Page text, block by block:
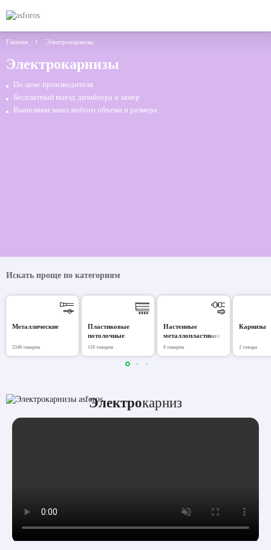
Главная Электрокарнизы
Электрокарнизы
По цене производителя
Бесплатный выезд дизайнера и замер
Выполним заказ любого объема и размера
Искать проще по категориям
Металлические
2340 товаров
Пластиковые
потолочные
119 товаров
Настенные
металлопластиковые
9 товаров
Карнизы
2 товара
Электрокарниз